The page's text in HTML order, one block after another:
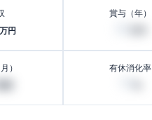
万円
賞与（年）
） 有休消化率